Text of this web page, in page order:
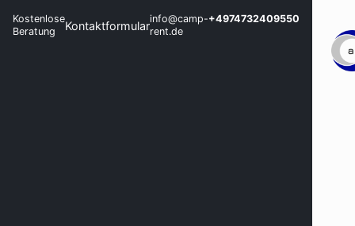
Kostenlose
Beratung
Kontaktformularinfo@camp-
rent.de
+4974732409550